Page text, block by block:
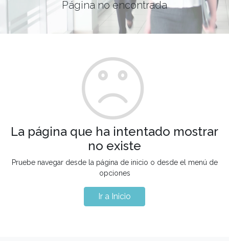
Página no encontrada
La página que ha intentado mostrar
no existe
Pruebe navegar desde la página de inicio o desde el menú de
opciones
Ir a Inicio